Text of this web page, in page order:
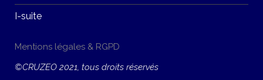
I-suite
Mentions légales & RGPD
©CRUZEO 2021, tous droits réservés